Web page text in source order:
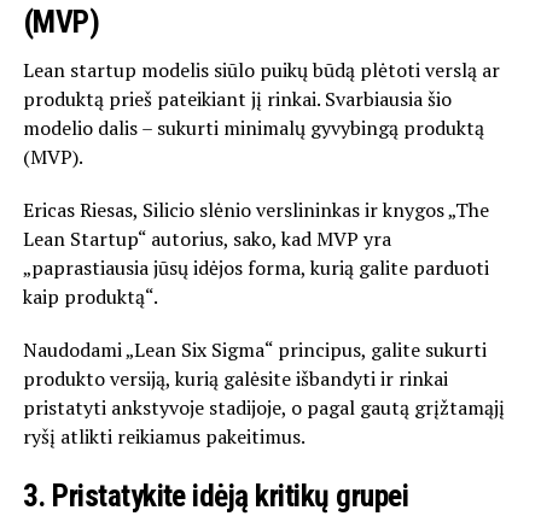
(MVP)
Lean startup modelis siūlo puikų būdą plėtoti verslą ar
produktą prieš pateikiant jį rinkai. Svarbiausia šio
modelio dalis – sukurti minimalų gyvybingą produktą
(MVP).
Ericas Riesas, Silicio slėnio verslininkas ir knygos „The
Lean Startup“ autorius, sako, kad MVP yra
„paprastiausia jūsų idėjos forma, kurią galite parduoti
kaip produktą“.
Naudodami „Lean Six Sigma“ principus, galite sukurti
produkto versiją, kurią galėsite išbandyti ir rinkai
pristatyti ankstyvoje stadijoje, o pagal gautą grįžtamąjį
ryšį atlikti reikiamus pakeitimus.
3. Pristatykite idėją kritikų grupei